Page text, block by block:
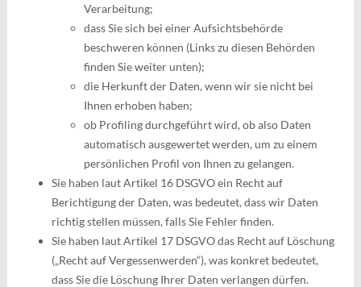
Verarbeitung;
dass Sie sich bei einer Aufsichtsbehörde
beschweren können (Links zu diesen Behörden
finden Sie weiter unten);
die Herkunft der Daten, wenn wir sie nicht bei
Ihnen erhoben haben;
ob Profiling durchgeführt wird, ob also Daten
automatisch ausgewertet werden, um zu einem
persönlichen Profil von Ihnen zu gelangen.
Sie haben laut Artikel 16 DSGVO ein Recht auf
Berichtigung der Daten, was bedeutet, dass wir Daten
richtig stellen müssen, falls Sie Fehler finden.
Sie haben laut Artikel 17 DSGVO das Recht auf Löschung
(„Recht auf Vergessenwerden“), was konkret bedeutet,
dass Sie die Löschung Ihrer Daten verlangen dürfen.